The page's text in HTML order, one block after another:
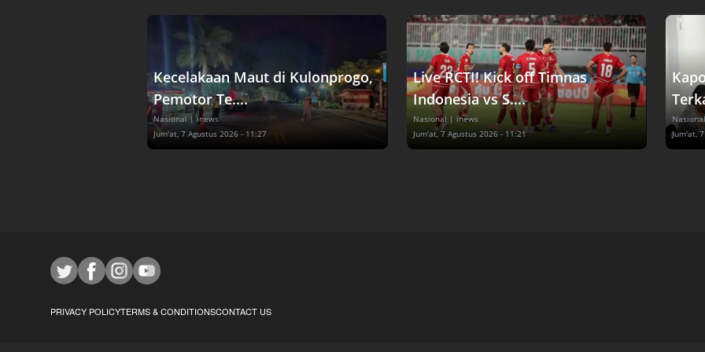
Kecelakaan Maut di Kulonprogo,
Pemotor Te....
Nasional | inews
Jum'at, 7 Agustus 2026 - 11:27
Live RCTI! Kick off Timnas
Indonesia vs S....
Nasional | inews
Jum'at, 7 Agustus 2026 - 11:21
Jum'at,
PRIVACY POLICYTERMS & CONDITIONSCONTACT US